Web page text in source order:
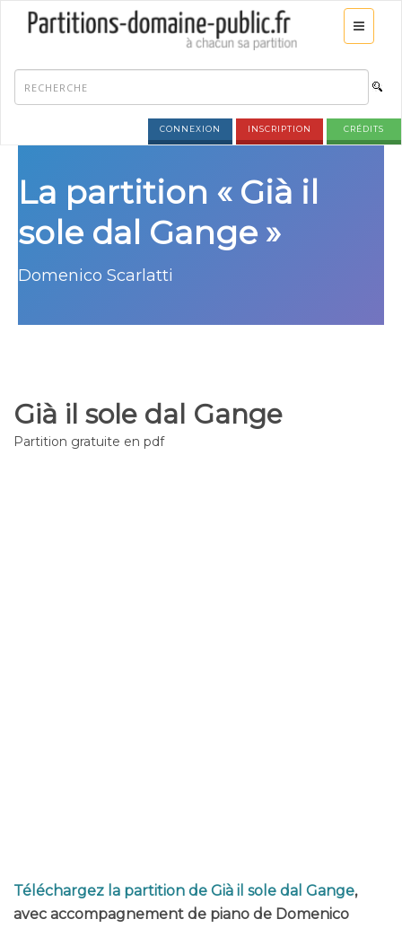
CONNEXION INSCRIPTION CRÉDITS
La partition « Già il
sole dal Gange »
Domenico Scarlatti
Già il sole dal Gange
Partition gratuite en pdf
Téléchargez la partition de Già il sole dal Gange,
avec accompagnement de piano de Domenico